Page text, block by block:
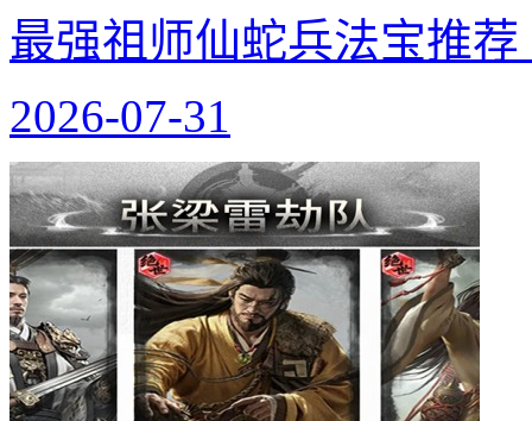
最强祖师仙蛇兵法宝推
2026-07-31